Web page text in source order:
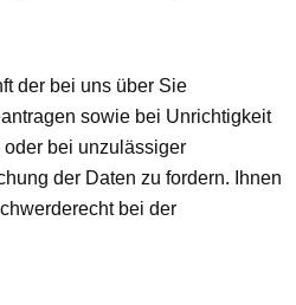
der bei uns über Sie
sowie bei Unrichtigkeit
bei unzulässiger
der Daten zu fordern. Ihnen
bei der